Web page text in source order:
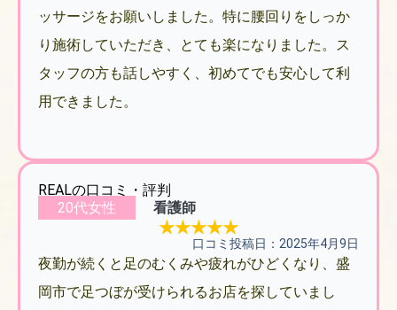
ッサージをお願いしました。特に腰回りをしっか
り施術していただき、とても楽になりました。ス
タッフの方も話しやすく、初めてでも安心して利
用できました。
REALの口コミ・評判
20代女性
看護師
★★★★★
口コミ投稿日：2025年4月9日
夜勤が続くと足のむくみや疲れがひどくなり、盛
岡市で足つぼが受けられるお店を探していまし